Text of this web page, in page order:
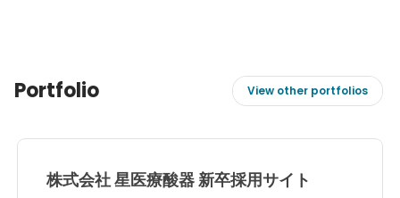
Portfolio View other portfolios
株式会社 星医療酸器 新卒採用サイト